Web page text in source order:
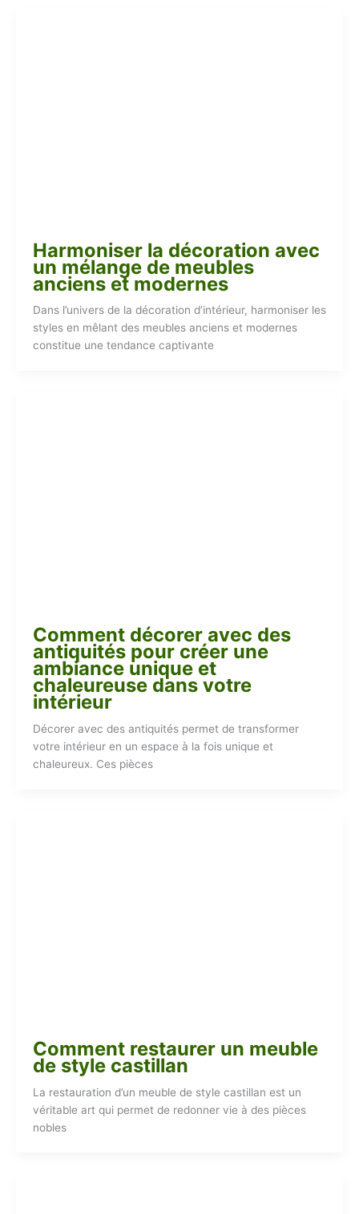
Harmoniser la décoration avec
un mélange de meubles
anciens et modernes
Dans l’univers de la décoration d’intérieur, harmoniser les
styles en mêlant des meubles anciens et modernes
constitue une tendance captivante
Comment décorer avec des
antiquités pour créer une
ambiance unique et
chaleureuse dans votre
intérieur
Décorer avec des antiquités permet de transformer
votre intérieur en un espace à la fois unique et
chaleureux. Ces pièces
Comment restaurer un meuble
de style castillan
La restauration d’un meuble de style castillan est un
véritable art qui permet de redonner vie à des pièces
nobles